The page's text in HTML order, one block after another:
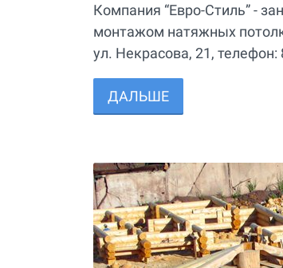
Компания “Евро-Стиль” -
монтажом натяжных
ул. Некрасова, 21, телефон:
ДАЛЬШЕ